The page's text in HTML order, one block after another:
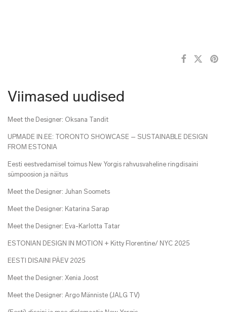
Viimased uudised
Meet the Designer: Oksana Tandit
UPMADE IN.EE: TORONTO SHOWCASE – SUSTAINABLE DESIGN
FROM ESTONIA
Eesti eestvedamisel toimus New Yorgis rahvusvaheline ringdisaini
sümpoosion ja näitus
Meet the Designer: Juhan Soomets
Meet the Designer: Katarina Sarap
Meet the Designer: Eva-Karlotta Tatar
ESTONIAN DESIGN IN MOTION + Kitty Florentine/ NYC 2025
EESTI DISAINI PÄEV 2025
Meet the Designer: Xenia Joost
Meet the Designer: Argo Männiste (JALG TV)